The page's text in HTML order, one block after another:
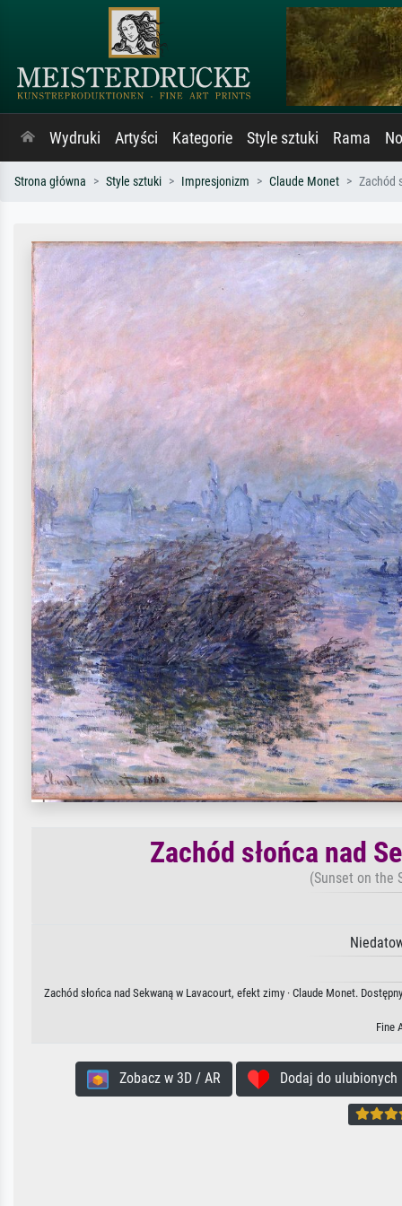
Wydruki Artyści Kategorie Style sztuki Rama
Strona główna Style sztuki Impresjonizm Claude Monet Zachód
Zachód słońca nad
(Sunset on the
Zachód słońca nad Sekwaną w Lavacourt, efekt zimy · Claude Monet.
Fine
Zobacz w 3D / AR Dodaj do ulubionych